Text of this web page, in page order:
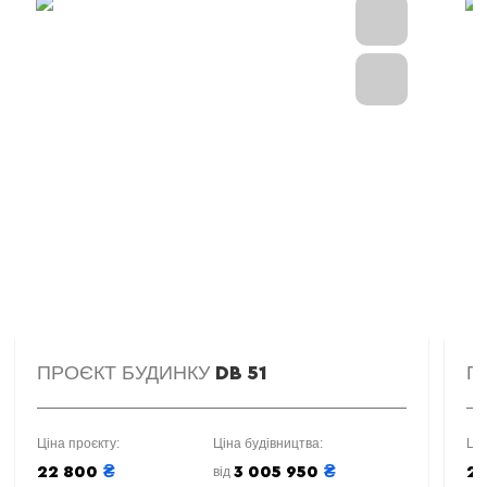
ПРОЄКТ БУДИНКУ DB 51
Ціна проєкту:
22 800 ₴
Ціна будівництва:
від 3 005 950 ₴